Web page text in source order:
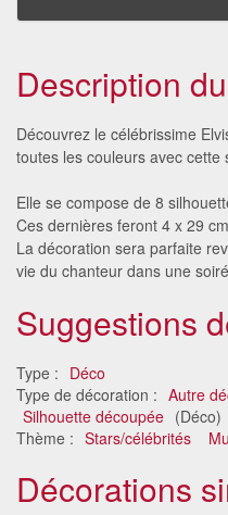
Description
Découvrez le célébrissime
toutes les couleurs avec cette
Elle se compose de 8
Ces dernières feront 4 x 29
La décoration sera parfaite
vie du chanteur dans une
Suggestions
Type : Déco
Type de décoration : Autre
Silhouette découpée (Déco)
Thème : Stars/célébrités
Décorations